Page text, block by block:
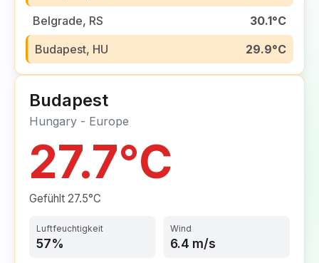
Belgrade, RS
30.1°C
Budapest, HU
29.9°C
Madrid, ES
29.9°C
Belgrade, RS
Budapest, HU
Belgrade, RS
Zagreb, HR
Budapest
Hungary - Europe
27.7°C
Gefühlt 27.5°C
Luftfeuchtigkeit
57%
Wind
6.4 m/s